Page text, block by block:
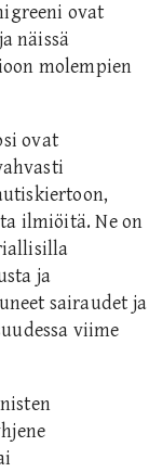
ovat
näissä
molempien
ovat
ilmiöitä. Ne on
ja
sairaudet ja
viime